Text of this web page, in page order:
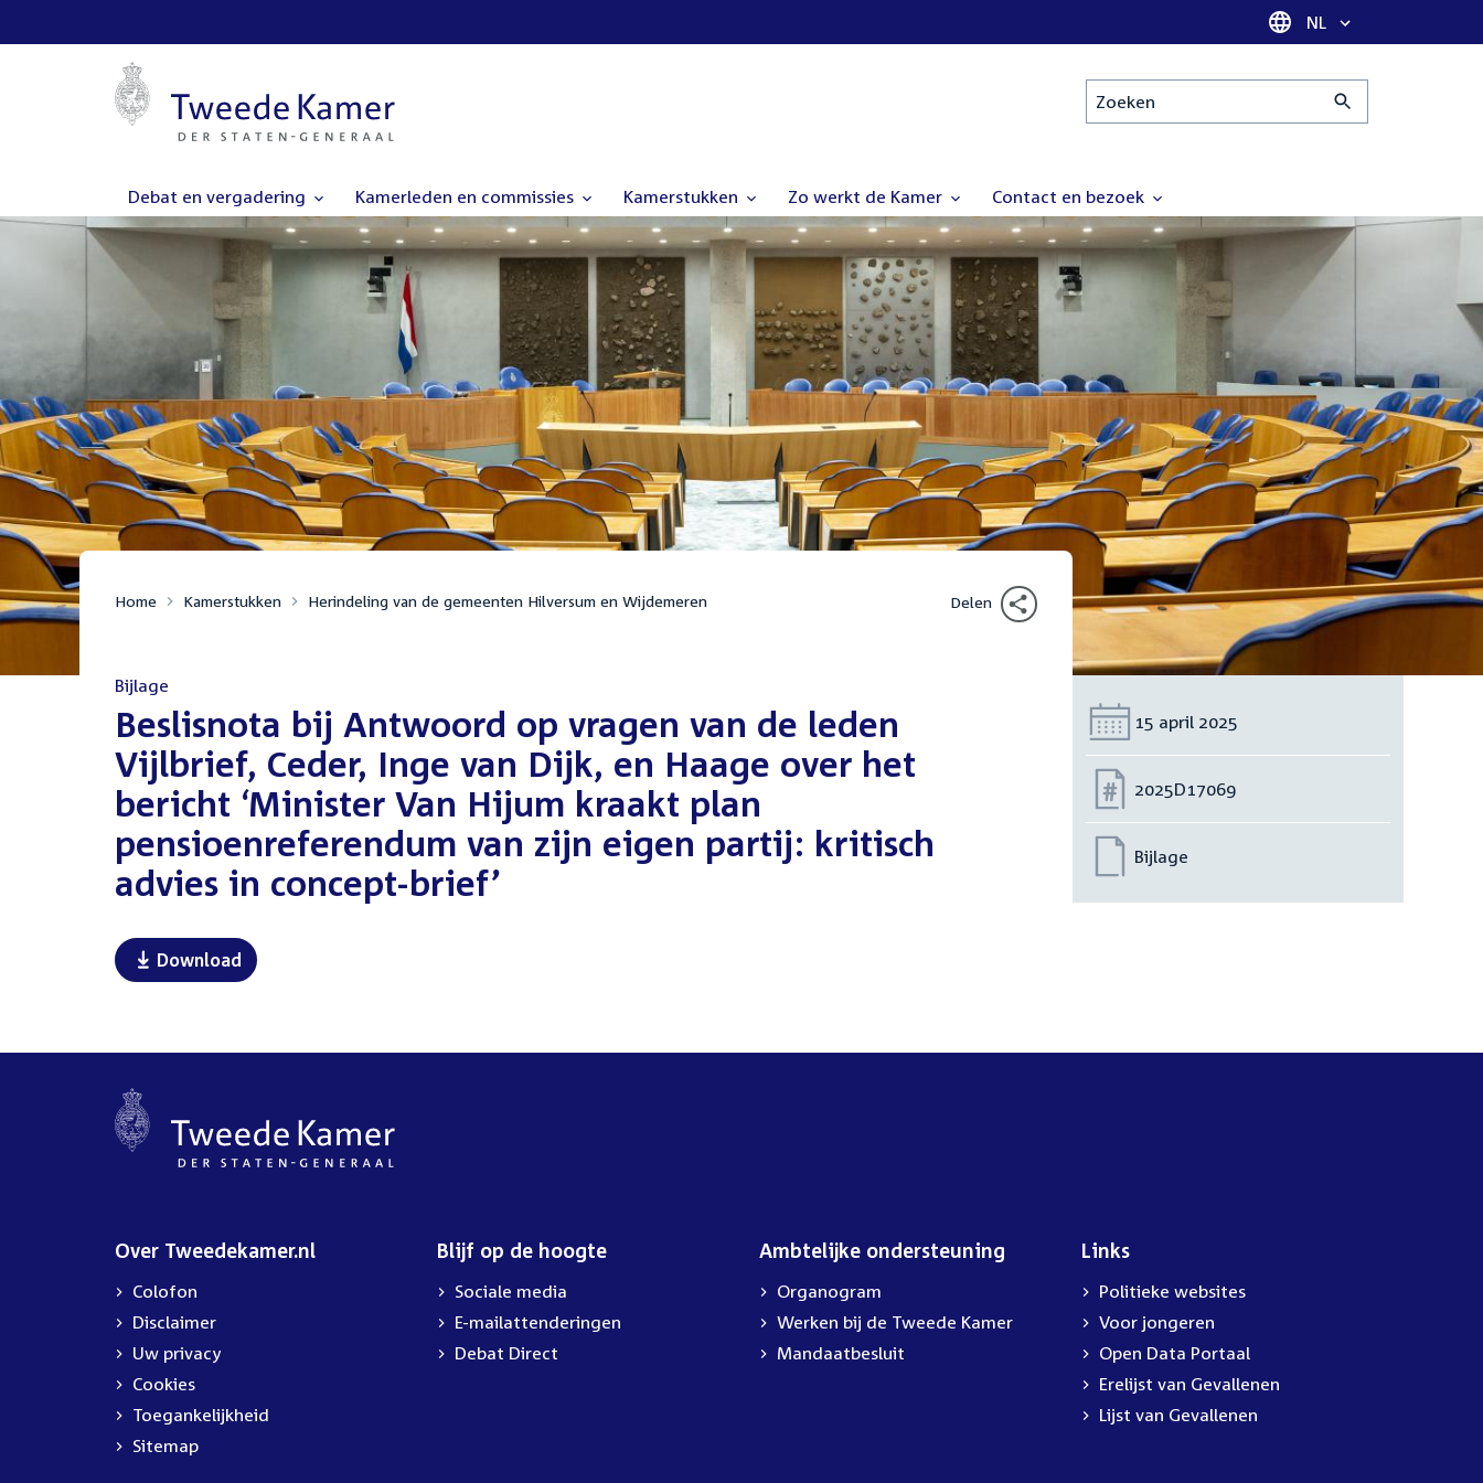
Taal selectie
NL
Zoeken
Debat en vergadering Kamerleden en commissies Kamerstukken Zo werkt de Kamer Contact en bezoek
Home Kamerstukken Herindeling van de gemeenten Hilversum en Wijdemeren Delen
Bijlage
:Beslisnota bij Antwoord op vragen van de leden
Vijlbrief, Ceder, Inge van Dijk, en Haage over het
bericht ‘Minister Van Hijum kraakt plan
pensioenreferendum van zijn eigen partij: kritisch
advies in concept-brief’
Download
Datum:
15 april 2025
Nummer:
2025D17069
Bijlage
Over Tweedekamer.nl
Colofon
Disclaimer
Uw privacy
Cookies
Toegankelijkheid
Sitemap
Blijf op de hoogte
Sociale media
E-mailattenderingen
Debat Direct
Ambtelijke ondersteuning
Organogram
Werken bij de Tweede Kamer
Mandaatbesluit
Links
Politieke websites
Voor jongeren
Open Data Portaal
Erelijst van Gevallenen
Lijst van Gevallenen